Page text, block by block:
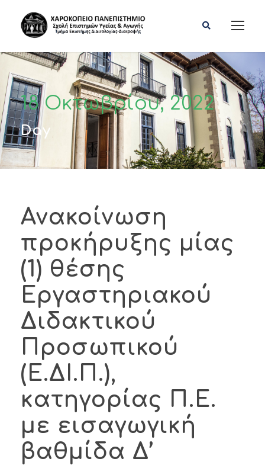
18 Οκτωβρίου, 2022
Day
Ανακοίνωση
προκήρυξης μίας
(1) θέσης
Εργαστηριακού
Διδακτικού
Προσωπικού
(Ε.ΔΙ.Π.),
κατηγορίας Π.Ε.
με εισαγωγική
βαθμίδα Δ’